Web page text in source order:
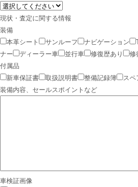
現状・査定に関する情報
装備
本革シート
サンルーフ ナビゲーション
ナー
ディーラー車 並行車 修復歴あり
修
付属品
新車保証書
取扱説明書 整備記録簿
ス
装備内容、セールスポイントなど
車検証画像